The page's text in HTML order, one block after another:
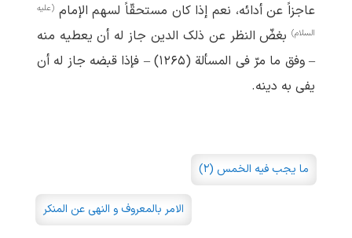
عاجزاً عن أدائه، نعم إذا کان مستحقّاً لسهم الإمام(علیه
السلام)بغضّ النظر عن ذلک الدین جاز له أن یعطیه منه
– وفق ما مرّ فی المسألة (۱۲۶۵) – فإذا قبضه جاز له أن
یفی به دینه.
ما یجب فیه الخمس (۲)
الامر بالمعروف و النهی عن المنکر